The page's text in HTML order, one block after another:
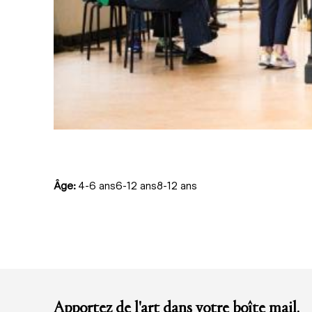
Âge:4-6 ans6-12 ans8-12 ans
Apportez de l'art dans votre boîte mail.